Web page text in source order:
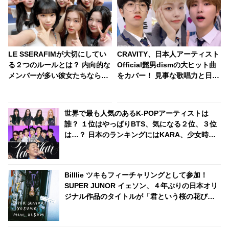
LE SSERAFIMが大切にしてい
る２つのルールとは？ 内向的な
メンバーが多い彼女たちならで
CRAVITY、日本人アーティスト
Official髭男dismの大ヒット曲
をカバー！ 見事な歌唱力と日本
世界で最も人気のあるK-POPアーティストは
誰？ １位はやっぱりBTS、気になる２位、３位
は…？ 日本のランキングにはKARA、少女時代
Billlie ツキもフィーチャリングとして参加！
SUPER JUNOR イェソン、４年ぶりの日本オリ
ジナル作品のタイトルが「君という桜の花びら